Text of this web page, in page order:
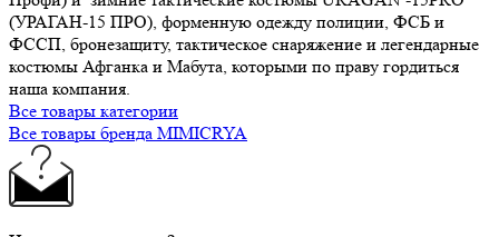
(УРАГАН-15 ПРО), форменную одежду полиции, ФСБ и
ФССП, бронезащиту, тактическое снаряжение и легендарные
костюмы Афганка и Мабута, которыми по праву гордиться
наша компания.
Все товары категории
Все товары бренда MIMICRYA